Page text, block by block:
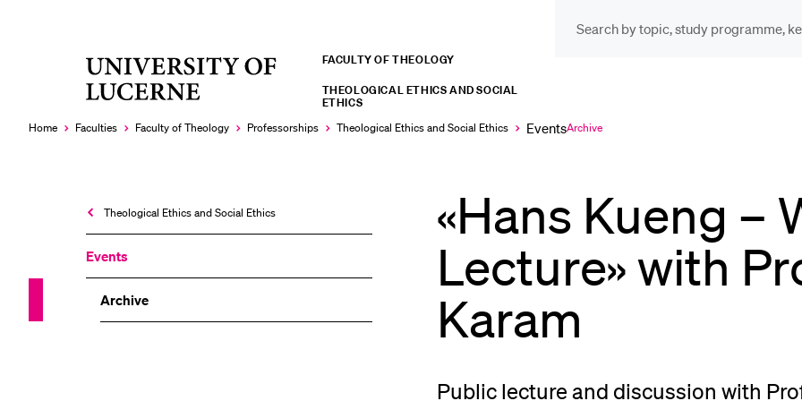
University
Lucerne
FACULTY OF THEOLOGY
THEOLOGICAL ETHICS AND SOCIAL
ETHICS
Home
Faculties Faculty of Theology Professorships Theological Ethics and Social Ethics EventsCurrently
Archive
Theological Ethics and Social Ethics
Events
Archive
«Hans Kueng –
Lecture» with
Karam
Public lecture and discussion with
RECENT SEARCHES
You haven't performed any searches yet.
Prospective Students
Current Students
Staff